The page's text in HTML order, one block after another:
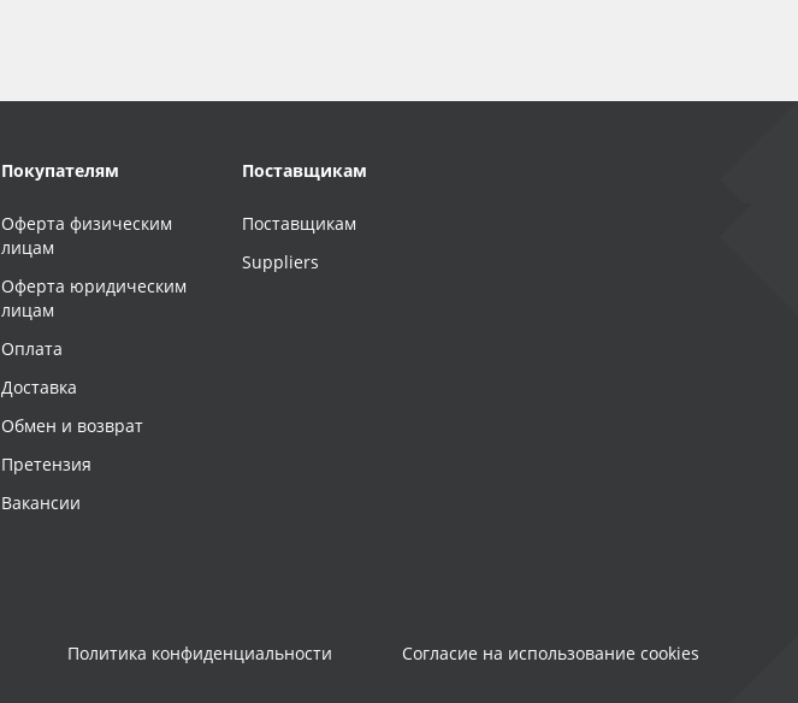
Покупателям
Оферта физическим
лицам
Оферта юридическим
лицам
Оплата
Доставка
Обмен и возврат
Претензия
Вакансии
Поставщикам
Поставщикам
Suppliers
Политика конфиденциальности Согласие на использование cookies